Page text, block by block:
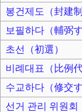
봉건제도（封建制
보필하다（輔弼す
초선（初選）
비례대표（比例代
수교하다（修交す
선거 관리 위원회